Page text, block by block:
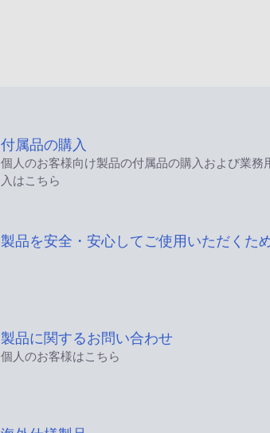
付属品の購入
個人のお客様向け製品の付属品の購入および業務
入はこちら
製品を安全・安心してご使用いただくた
製品に関するお問い合わせ
個人のお客様はこちら